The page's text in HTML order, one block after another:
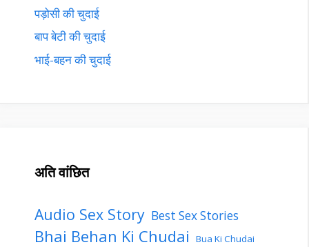
पड़ोसी की चुदाई
बाप बेटी की चुदाई
भाई-बहन की चुदाई
अति वांछित
Audio Sex Story Best Sex Stories
Bhai Behan Ki Chudai Bua Ki Chudai